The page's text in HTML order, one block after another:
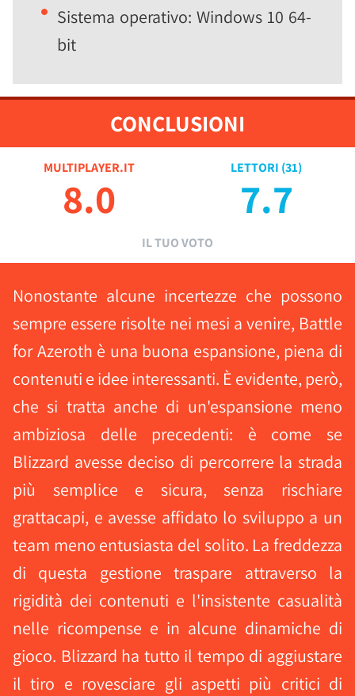
Sistema operativo: Windows 10 64-
bit
CONCLUSIONI
MULTIPLAYER.IT
8.0
LETTORI (31)
7.7
IL TUO VOTO
Nonostante alcune incertezze che possono
sempre essere risolte nei mesi a venire, Battle
for Azeroth è una buona espansione, piena di
contenuti e idee interessanti. È evidente, però,
che si tratta anche di un'espansione meno
ambiziosa delle precedenti: è come se
Blizzard avesse deciso di percorrere la strada
più semplice e sicura, senza rischiare
grattacapi, e avesse affidato lo sviluppo a un
team meno entusiasta del solito. La freddezza
di questa gestione traspare attraverso la
rigidità dei contenuti e l'insistente casualità
nelle ricompense e in alcune dinamiche di
gioco. Blizzard ha tutto il tempo di aggiustare
il tiro e rovesciare gli aspetti più critici di